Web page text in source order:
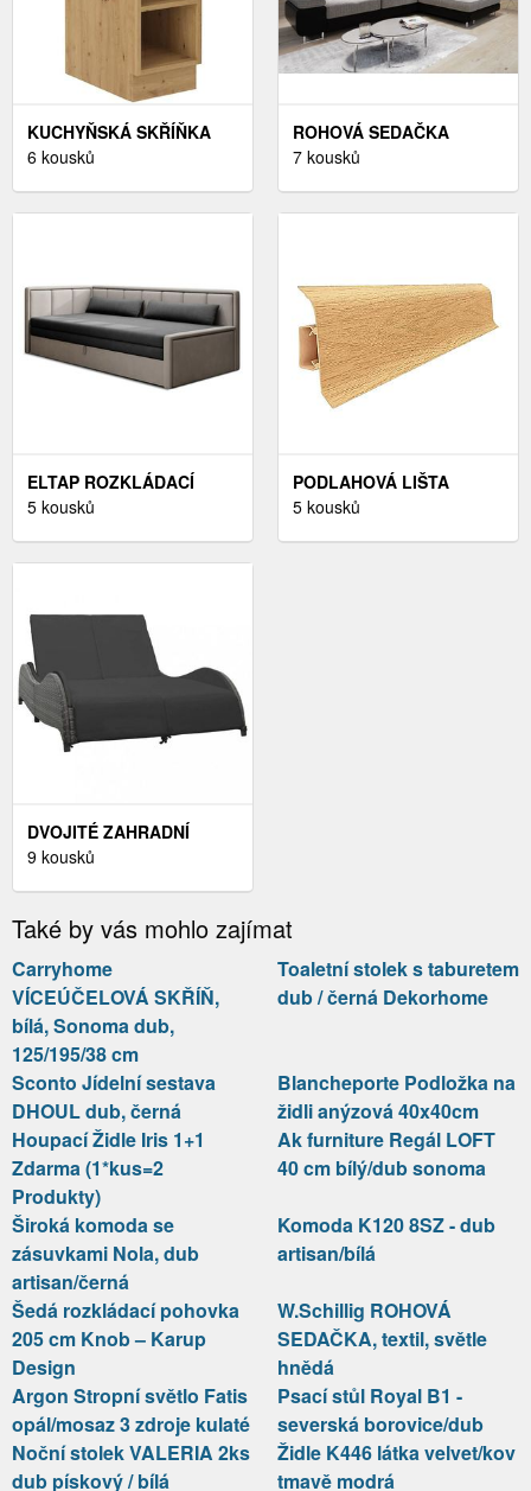
KUCHYŇSKÁ SKŘÍŇKA
ARTISAN 30D OTW BB,
6 kousků
ROHOVÁ SEDAČKA
LAING MINI, PRAVÁ,
7 kousků
ELTAP ROZKLÁDACÍ
POHOVKA FULGEO POCO
5 kousků
PODLAHOVÁ LIŠTA
PARQUET MERCADO 303
5 kousků
DVOJITÉ ZAHRADNÍ
LEHÁTKO POLYRATAN
9 kousků
Také by vás mohlo zajímat
Carryhome
VÍCEÚČELOVÁ SKŘÍŇ,
bílá, Sonoma dub,
125/195/38 cm
Toaletní stolek s taburetem
dub / černá Dekorhome
Sconto Jídelní sestava
DHOUL dub, černá
Blancheporte Podložka na
židli anýzová 40x40cm
Houpací Židle Iris 1+1
Zdarma (1*kus=2
Produkty)
Ak furniture Regál LOFT
40 cm bílý/dub sonoma
Široká komoda se
zásuvkami Nola, dub
artisan/černá
Komoda K120 8SZ - dub
artisan/bílá
Šedá rozkládací pohovka
205 cm Knob – Karup
Design
W.Schillig ROHOVÁ
SEDAČKA, textil, světle
hnědá
Argon Stropní světlo Fatis
opál/mosaz 3 zdroje kulaté
Psací stůl Royal B1 -
severská borovice/dub
Noční stolek VALERIA 2ks
dub pískový / bílá
Židle K446 látka velvet/kov
tmavě modrá